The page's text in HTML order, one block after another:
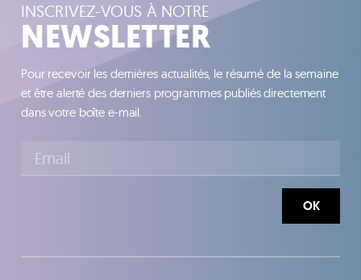
INSCRIVEZ-VOUS À NOTRE
NEWSLETTER
Pour recevoir les dernières actualités, le résumé de la semaine
et être alerté des derniers programmes publiés directement
dans votre boîte e-mail.
OK